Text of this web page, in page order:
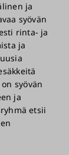
ja
syövän
rinta- ja
ja
syövän
ja
etsii